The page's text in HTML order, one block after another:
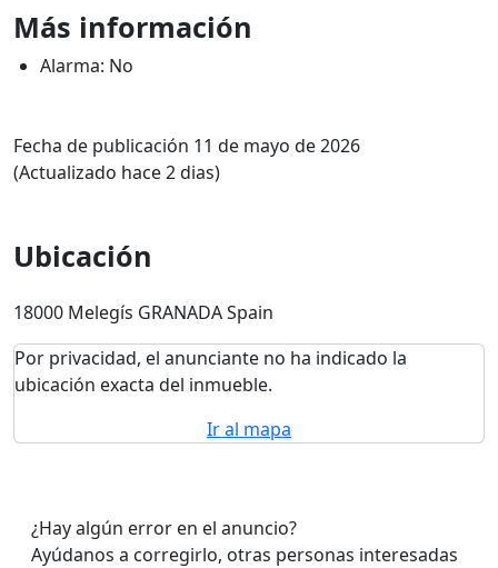
Más información
Alarma: No
Fecha de publicación 11 de mayo de 2026
(Actualizado hace 2 dias)
Ubicación
18000 Melegís GRANADA Spain
Por privacidad, el anunciante no ha indicado la
ubicación exacta del inmueble.
Ir al mapa
¿Hay algún error en el anuncio?
Ayúdanos a corregirlo, otras personas interesadas